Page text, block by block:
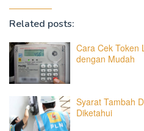
Related posts:
Cara Cek Token
dengan Mudah
Syarat Tambah
Diketahui